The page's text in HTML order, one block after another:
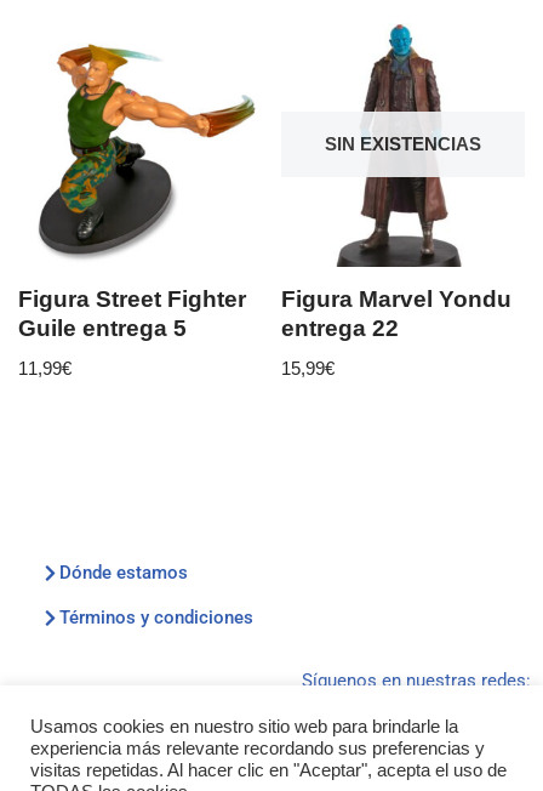
Figura Street Fighter
Guile entrega 5
11,99€
SIN EXISTENCIAS
Figura Marvel Yondu
entrega 22
15,99€
Dónde estamos
Términos y condiciones
Síguenos en nuestras redes:
Usamos cookies en nuestro sitio web para brindarle la
experiencia más relevante recordando sus preferencias y
visitas repetidas. Al hacer clic en "Aceptar", acepta el uso de